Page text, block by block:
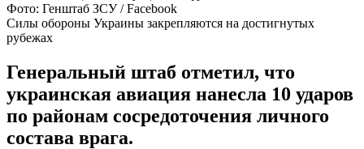
Фото: Генштаб ЗСУ / Facebook
Силы обороны Украины закрепляются на достигнутых
рубежах
Генеральный штаб отметил, что
украинская авиация нанесла 10 ударов
по районам сосредоточения личного
состава врага.